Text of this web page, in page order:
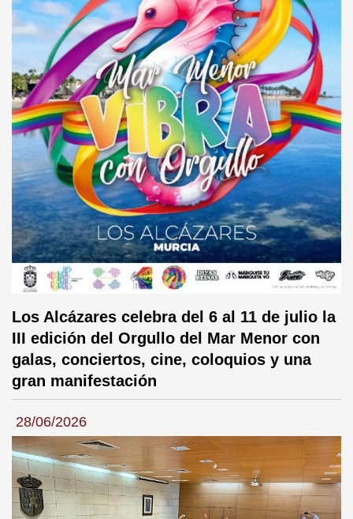
Los Alcázares celebra del 6 al 11 de julio la
III edición del Orgullo del Mar Menor con
galas, conciertos, cine, coloquios y una
gran manifestación
28/06/2026